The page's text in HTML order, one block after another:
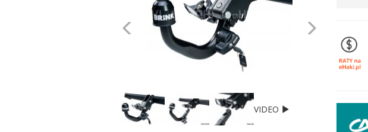
Poprzednie
VIDEO